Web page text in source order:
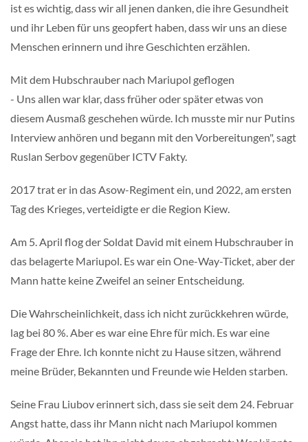
ist es wichtig, dass wir all jenen danken, die ihre Gesundheit
und ihr Leben für uns geopfert haben, dass wir uns an diese
Menschen erinnern und ihre Geschichten erzählen.
Mit dem Hubschrauber nach Mariupol geflogen
- Uns allen war klar, dass früher oder später etwas von
diesem Ausmaß geschehen würde. Ich musste mir nur Putins
Interview anhören und begann mit den Vorbereitungen", sagt
Ruslan Serbov gegenüber ICTV Fakty.
2017 trat er in das Asow-Regiment ein, und 2022, am ersten
Tag des Krieges, verteidigte er die Region Kiew.
Am 5. April flog der Soldat David mit einem Hubschrauber in
das belagerte Mariupol. Es war ein One-Way-Ticket, aber der
Mann hatte keine Zweifel an seiner Entscheidung.
Die Wahrscheinlichkeit, dass ich nicht zurückkehren würde,
lag bei 80 %. Aber es war eine Ehre für mich. Es war eine
Frage der Ehre. Ich konnte nicht zu Hause sitzen, während
meine Brüder, Bekannten und Freunde wie Helden starben.
Seine Frau Liubov erinnert sich, dass sie seit dem 24. Februar
Angst hatte, dass ihr Mann nicht nach Mariupol kommen